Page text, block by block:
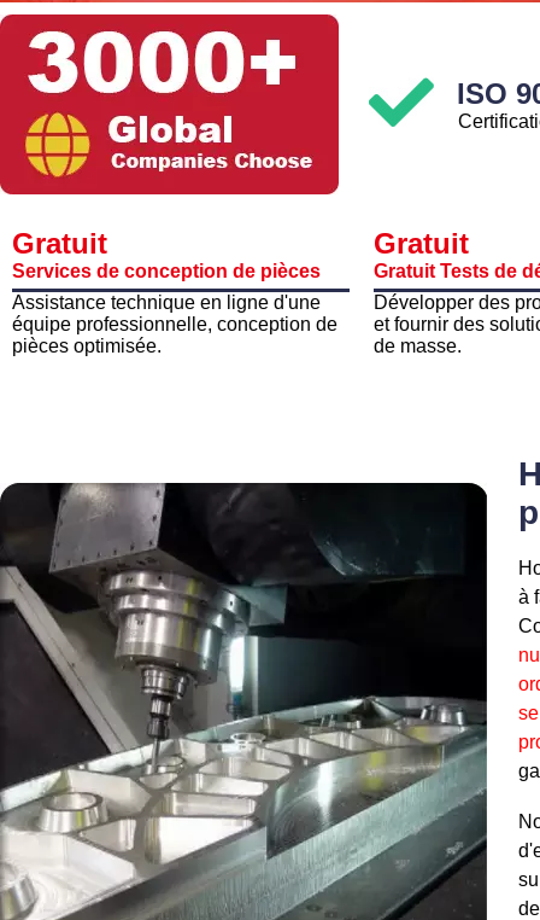
ISO
Gratuit
Services de conception de pièces
Assistance technique en ligne d'une
équipe professionnelle, conception de
pièces optimisée.
Gratuit
Gratuit Tests de
Développer des
et fournir des
de masse.
à